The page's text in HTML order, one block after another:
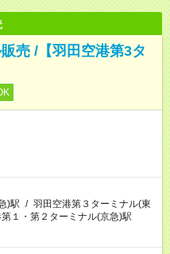
売 /【羽田空港第3タ
)駅 / 羽田空港第３ターミナル(東
１・第２ターミナル(京急)駅